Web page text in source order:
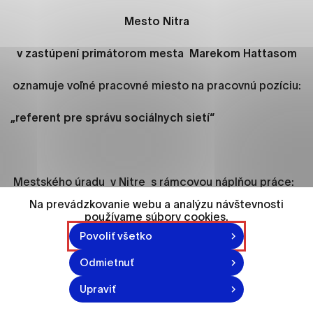
Mesto Nitra
v zastúpení primátorom mesta Marekom Hattasom
oznamuje voľné pracovné miesto na pracovnú pozíciu:
„referent pre správu sociálnych sietí“
Mestského úradu v Nitre s rámcovou náplňou práce:
zabezpečuje kreatívu pre sociálne siete a ďalšie
komunikačné nástroje mesta Nitra
spravuje účty mesta Nitra na sociálnych sieťach
(navrhovanie, tvorba, finalizácia a zverejňovanie
obsahu pre Facebook a Instagram)
Na prevádzkovanie webu a analýzu návštevnosti
používame súbory cookies.
Povoliť všetko
Odmietnuť
Upraviť
zabezpečeným oblastiam webovej stránky. Bez
fungovať.
Analytické cookies
stránok pochopiť, ako návštevníci stránok stránku
konkrétnou osobou.
Označiť všetko
Uložiť nastavenia
Viac informácií